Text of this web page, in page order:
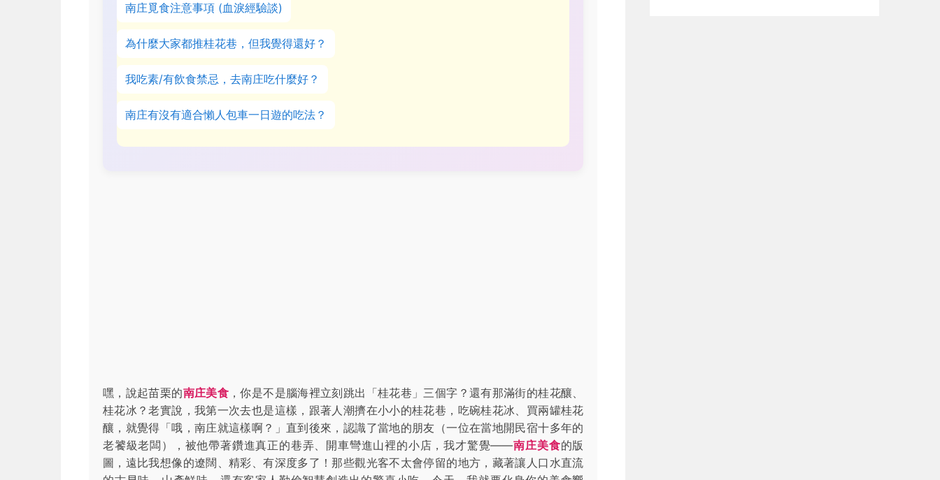
南庄覓食注意事項 (血淚經驗談)
為什麼大家都推桂花巷，但我覺得還好？
我吃素/有飲食禁忌，去南庄吃什麼好？
南庄有沒有適合懶人包車一日遊的吃法？
嘿，說起苗栗的南庄美食 ，你是不是腦海裡立刻跳出「桂花巷」三個字？還有那滿街的桂花釀、
桂花冰？老實說，我第一次去也是這樣，跟著人潮擠在小小的桂花巷，吃碗桂花冰、買兩罐桂花
釀，就覺得「哦，南庄就這樣啊？」直到後來，認識了當地的朋友（一位在當地開民宿十多年的
老饕級老闆），被他帶著鑽進真正的巷弄、開車彎進山裡的小店，我才驚覺——南庄美食的版
圖，遠比我想像的遼闊、精彩、有深度多了！那些觀光客不太會停留的地方，藏著讓人口水直流